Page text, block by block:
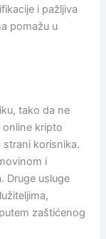
i pažljiva
pomažu u
tako da ne
online kripto
strani korisnika.
i
Druge usluge
zaštićenog